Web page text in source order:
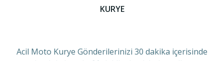
KURYE
Acil Moto Kurye Gönderilerinizi 30 dakika içerisinde